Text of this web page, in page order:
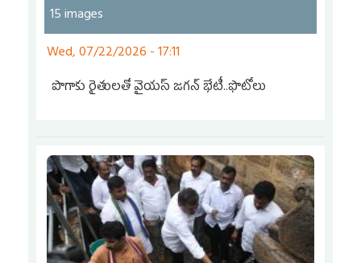
15 images
Wed, 07/22/2026 - 17:11
పొగాకు రైతులతో వైయస్‌ జగన్‌ భేటీ..ఫొటోలు